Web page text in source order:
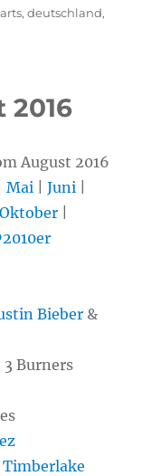
,deutschland,
2016
August 2016
|Mai |Juni
Oktober
2010er
Bieber &
3 Burners